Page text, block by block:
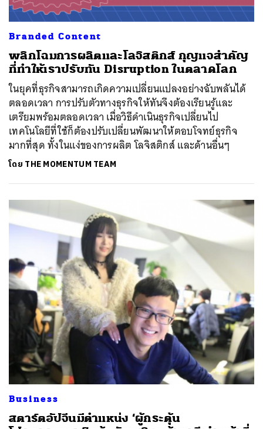
Branded Content
พลิกโฉมการผลิตและโลจิสติกส์ กุญแจสำคัญ
ที่ทำให้เราปรับทัน Disruption ในตลาดโลก
ในยุคที่ธุรกิจสามารถเกิดความเปลี่ยนแปลงอย่างฉับพลันได้
ตลอดเวลา การปรับตัวทางธุรกิจให้ทันจึงต้องเรียนรู้และ
เตรียมพร้อมตลอดเวลา เมื่อวิธีดำเนินธุรกิจเปลี่ยนไป
เทคโนโลยีที่ใช้ก็ต้องปรับเปลี่ยนพัฒนาให้ตอบโจทย์ธุรกิจ
มากที่สุด ทั้งในแง่ของการผลิต โลจิสติกส์ และด้านอื่นๆ
โดย THE MOMENTUM TEAM
Business
สตาร์ตอัปจีนมีตำแหน่ง ‘ผู้กระตุ้น